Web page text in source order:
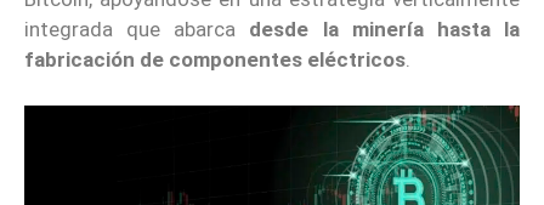
integrada que abarca desde la minería hasta la
fabricación de componentes eléctricos